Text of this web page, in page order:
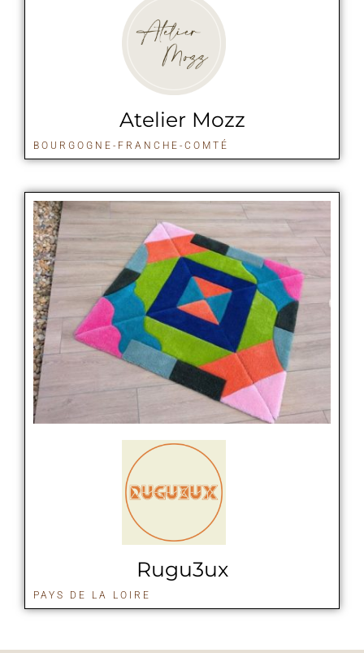
Atelier Mozz
BOURGOGNE-FRANCHE-COMTÉ
Rugu3ux
PAYS DE LA LOIRE